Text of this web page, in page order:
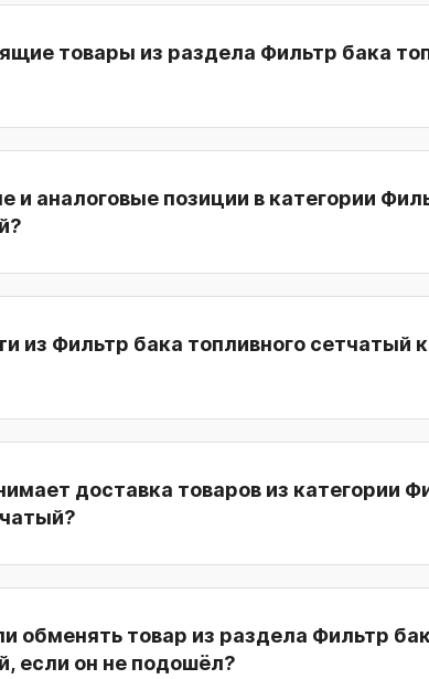
товары из раздела Фильтр бака
и аналоговые позиции в категории
из Фильтр бака топливного сетчатый
доставка товаров из категории
обменять товар из раздела Фильтр
если он не подошёл?